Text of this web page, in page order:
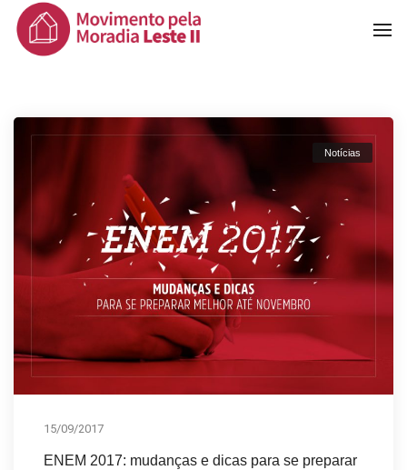
Notícias
15/09/2017
ENEM 2017: mudanças e dicas para se preparar